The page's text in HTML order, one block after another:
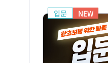
입문 NEW